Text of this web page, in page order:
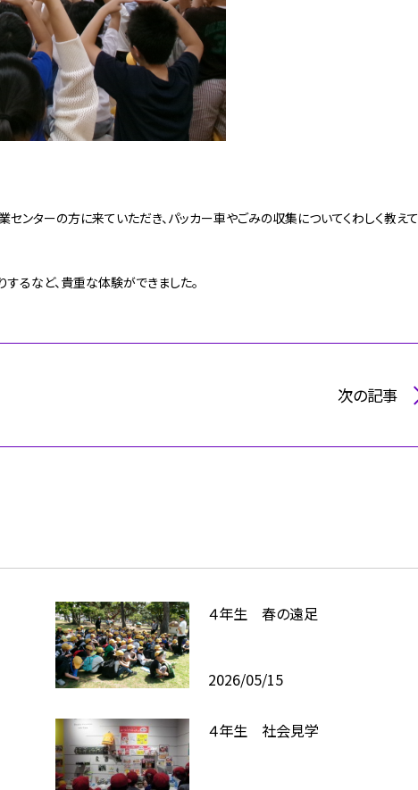
ンターの方に来ていただき、パッカー車やごみの収集についてくわしく教えて
るなど、貴重な体験ができました。
次の記事
４年生 春の遠足
2026/05/15
４年生 社会見学